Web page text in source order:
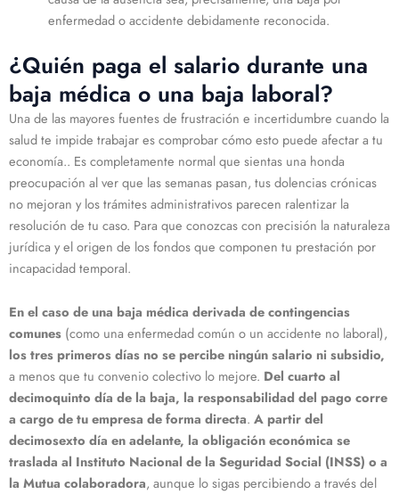
enfermedad o accidente debidamente reconocida.
¿Quién paga el salario durante una
baja médica o una baja laboral?
Una de las mayores fuentes de frustración e incertidumbre cuando la
salud te impide trabajar es comprobar cómo esto puede afectar a tu
economía.. Es completamente normal que sientas una honda
preocupación al ver que las semanas pasan, tus dolencias crónicas
no mejoran y los trámites administrativos parecen ralentizar la
resolución de tu caso. Para que conozcas con precisión la naturaleza
jurídica y el origen de los fondos que componen tu prestación por
incapacidad temporal.
En el caso de una baja médica derivada de contingencias
comunes (como una enfermedad común o un accidente no laboral),
los tres primeros días no se percibe ningún salario ni subsidio,
a menos que tu convenio colectivo lo mejore. Del cuarto al
decimoquinto día de la baja, la responsabilidad del pago corre
a cargo de tu empresa de forma directa. A partir del
decimosexto día en adelante, la obligación económica se
traslada al Instituto Nacional de la Seguridad Social (INSS) o a
la Mutua colaboradora, aunque lo sigas percibiendo a través del